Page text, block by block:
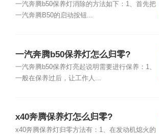
一汽奔腾b50保养灯消除的方法如下：1、首先把
一汽奔腾B50的启动按钮...
一汽奔腾b50保养灯怎么归零?
一汽奔腾b50保养灯亮起说明需要进行保养：1、
一般在保养过后，让工作人...
x40奔腾保养灯怎么归零?
x40奔腾保养灯归零方法有：1、在发动机熄火的